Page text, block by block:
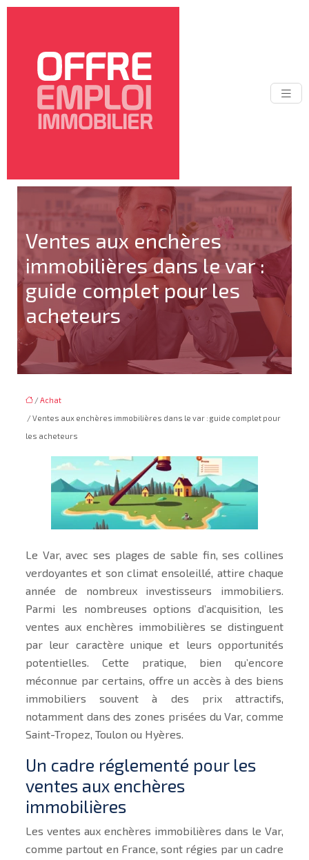
Ventes aux enchères
immobilières dans le var :
guide complet pour les
acheteurs
/Achat
/ Ventes aux enchères immobilières dans le var : guide complet pour
les acheteurs
Le Var, avec ses plages de sable fin, ses collines
verdoyantes et son climat ensoleillé, attire chaque
année de nombreux investisseurs immobiliers.
Parmi les nombreuses options d’acquisition, les
ventes aux enchères immobilières se distinguent
par leur caractère unique et leurs opportunités
potentielles. Cette pratique, bien qu’encore
méconnue par certains, offre un accès à des biens
immobiliers souvent à des prix attractifs,
notamment dans des zones prisées du Var, comme
Saint-Tropez, Toulon ou Hyères.
Un cadre réglementé pour les
ventes aux enchères
immobilières
Les ventes aux enchères immobilières dans le Var,
comme partout en France, sont régies par un cadre